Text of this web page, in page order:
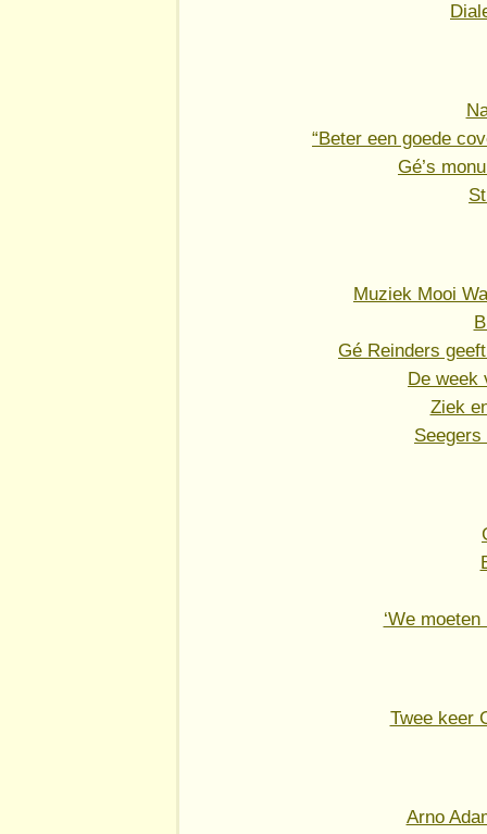
“Beter een goede
Gé’s
Muziek Mooi
Gé Reinders
De week
Ziek
‘We
Twee keer
Arno